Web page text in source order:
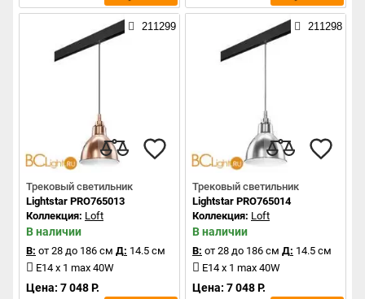
211299
Трековый светильник
Lightstar PRO765013
Коллекция: Loft
В наличии
В: от 28 до 186 см Д: 14.5 см
E14 x 1 max 40W
Цена: 7 048 Р.
211298
Трековый светильник
Lightstar PRO765014
Коллекция: Loft
В наличии
В: от 28 до 186 см Д: 14.5 см
E14 x 1 max 40W
Цена: 7 048 Р.